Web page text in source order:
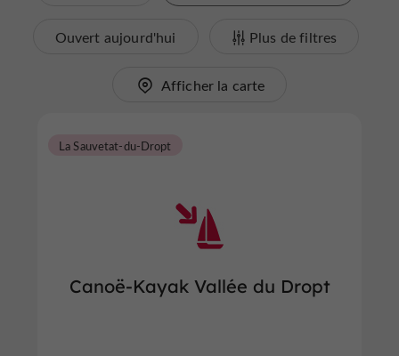
Ouvert aujourd'hui Plus de filtres
Afficher la carte
Canoë-Kayak Vallée du Dropt
La Sauvetat-du-Dropt